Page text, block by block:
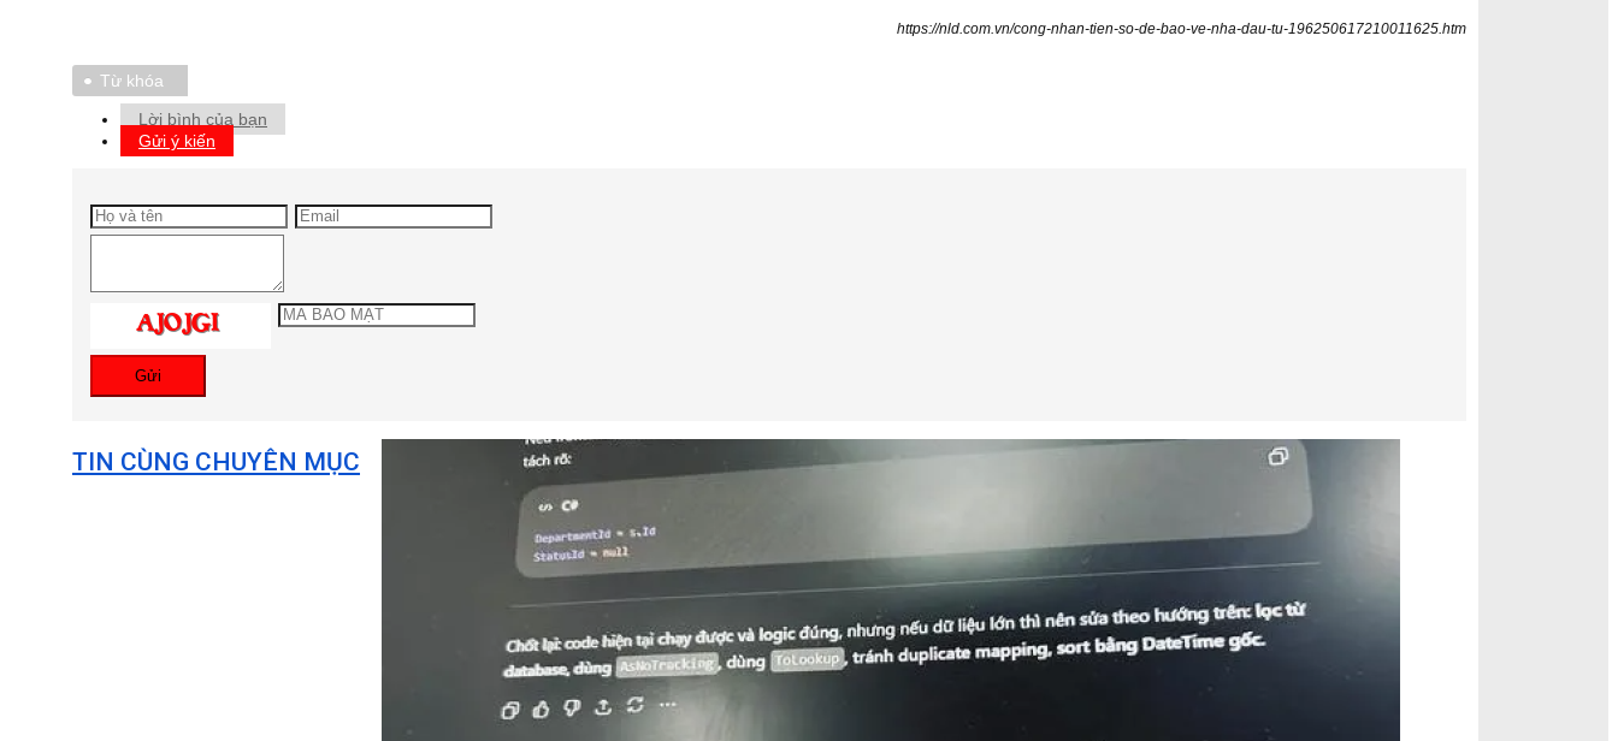
https://nld.com.vn/cong-nhan-tien-so-de-bao-ve-nha-dau-tu-196250617210011625.htm
Từ khóa
Lời bình của bạn
Gửi ý kiến
Gửi
TIN CÙNG CHUYÊN MỤC